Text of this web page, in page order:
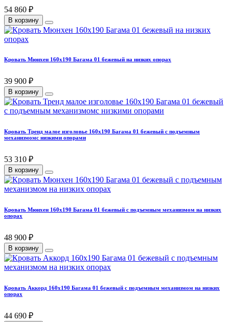
54 860 ₽
В корзину
Кровать Мюнхен 160х190 Багама 01 бежевый на низких опорах
39 900 ₽
В корзину
Кровать Тренд малое изголовье 160х190 Багама 01 бежевый с подъемным
механизмомс низкими опорами
53 310 ₽
В корзину
Кровать Мюнхен 160х190 Багама 01 бежевый с подъемным механизмом на низких
опорах
48 900 ₽
В корзину
Кровать Аккорд 160х190 Багама 01 бежевый с подъемным механизмом на низких
опорах
44 690 ₽